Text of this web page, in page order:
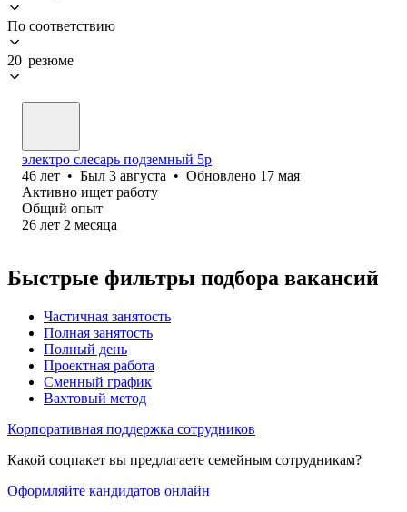
По соответствию
20 резюме
электро слесарь подземный 5р
46 лет • Был 3 августа • Обновлено 17 мая
Активно ищет работу
Общий опыт
26 лет 2 месяца
Быстрые фильтры подбора вакансий
Частичная занятость
Полная занятость
Полный день
Проектная работа
Сменный график
Вахтовый метод
Корпоративная поддержка сотрудников
Какой соцпакет вы предлагаете семейным сотрудникам?
Оформляйте кандидатов онлайн